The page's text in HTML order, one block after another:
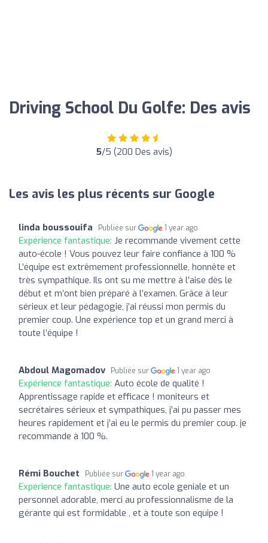
Driving School Du Golfe: Des avis
5/5 (200 Des avis)
Les avis les plus récents sur Google
linda boussouifa Publiée sur 1 year ago
Expérience fantastique: Je recommande vivement cette
auto-école ! Vous pouvez leur faire confiance à 100 %
L’équipe est extrêmement professionnelle, honnête et
très sympathique. Ils ont su me mettre à l’aise dès le
début et m’ont bien préparé à l’examen. Grâce à leur
sérieux et leur pédagogie, j’ai réussi mon permis du
premier coup. Une expérience top et un grand merci à
toute l’équipe !
Abdoul Magomadov Publiée sur 1 year ago
Expérience fantastique: Auto école de qualité !
Apprentissage rapide et efficace ! moniteurs et
secrétaires sérieux et sympathiques, j’ai pu passer mes
heures rapidement et j’ai eu le permis du premier coup. je
recommande à 100 %.
Rémi Bouchet Publiée sur 1 year ago
Expérience fantastique: Une auto ecole geniale et un
personnel adorable, merci au professionnalisme de la
gérante qui est formidable , et à toute son equipe !